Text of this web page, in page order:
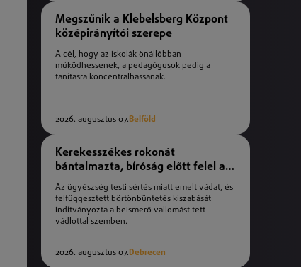
Megszűnik a Klebelsberg Központ
középirányítói szerepe
A cél, hogy az iskolák önállóbban
működhessenek, a pedagógusok pedig a
tanításra koncentrálhassanak.
2026. augusztus 07.Belföld
Kerekesszékes rokonát
bántalmazta, bíróság előtt felel a
férfi
Az ügyészség testi sértés miatt emelt vádat, és
felfüggesztett börtönbüntetés kiszabását
indítványozta a beismerő vallomást tett
vádlottal szemben.
2026. augusztus 07.Debrecen